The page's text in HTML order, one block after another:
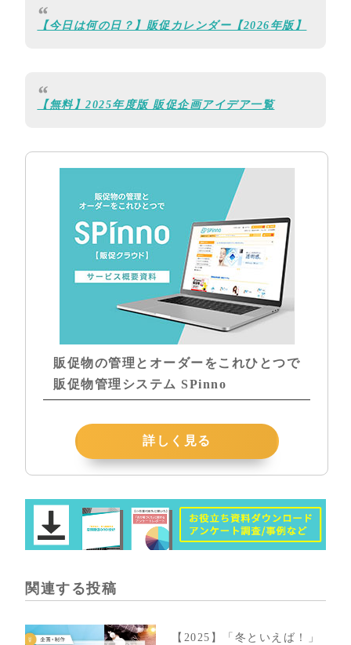
【今日は何の日？】販促カレンダー【2026年版】
【無料】2025年度版 販促企画アイデア一覧
販促物の管理とオーダーをこれひとつで
販促物管理システム SPinno
詳しく見る
関連する投稿
【2025】「冬といえば！」